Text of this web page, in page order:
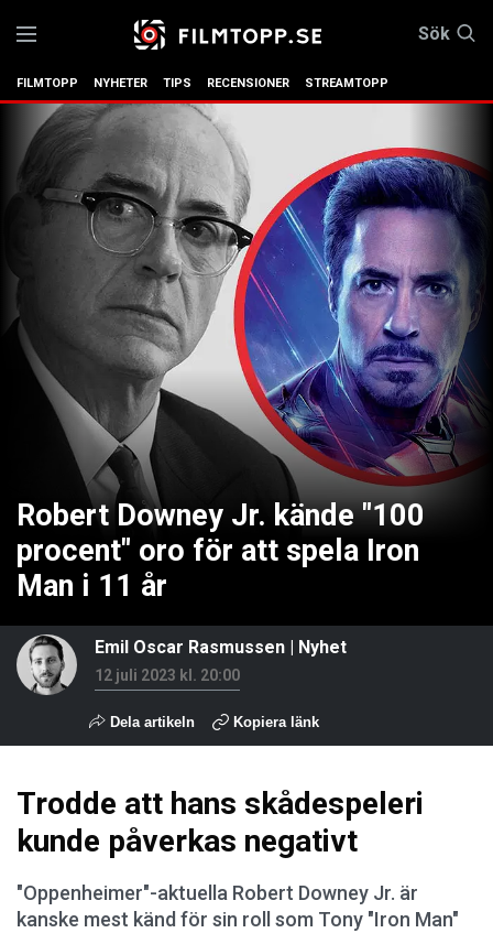
Sök
FILMTOPP NYHETER TIPS RECENSIONER STREAMTOPP
Robert Downey Jr. kände "100
procent" oro för att spela Iron
Man i 11 år
Emil Oscar Rasmussen | Nyhet
12 juli 2023 kl. 20:00
Dela artikeln Kopiera länk
Trodde att hans skådespeleri
kunde påverkas negativt
"Oppenheimer"-aktuella Robert Downey Jr. är
kanske mest känd för sin roll som Tony "Iron Man"